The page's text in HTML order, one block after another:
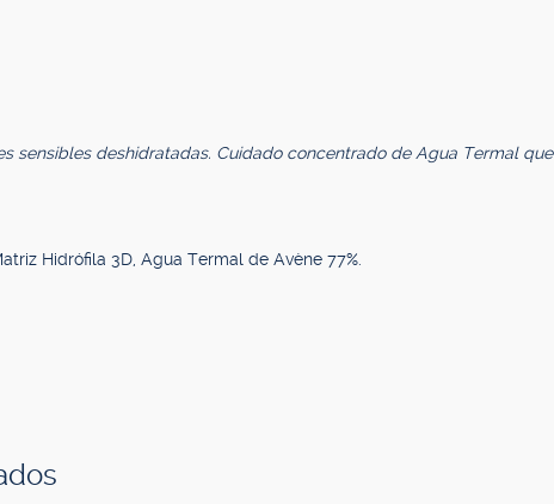
sensibles deshidratadas. Cuidado concentrado de Agua Termal que
Hidrófila 3D, Agua Termal de Avène 77%.